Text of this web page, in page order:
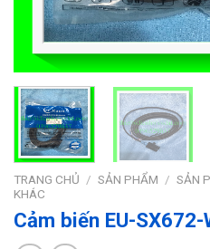
TRANG CHỦ / SẢN PHẨM / SẢN
KHÁC
Cảm biến EU-SX672-